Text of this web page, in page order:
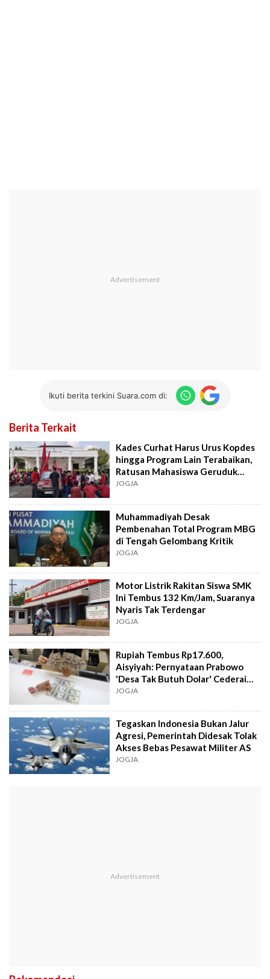
Ikuti berita terkini Suara.com di:
Berita Terkait
Kades Curhat Harus Urus Kopdes
hingga Program Lain Terabaikan,
Ratusan Mahasiswa Geruduk
DPRD DIY
JOGJA
Muhammadiyah Desak
Pembenahan Total Program MBG
di Tengah Gelombang Kritik
JOGJA
Motor Listrik Rakitan Siswa SMK
Ini Tembus 132 Km/Jam, Suaranya
Nyaris Tak Terdengar
JOGJA
Rupiah Tembus Rp17.600,
Aisyiyah: Pernyataan Prabowo
'Desa Tak Butuh Dolar' Cederai
Rakyat
JOGJA
Tegaskan Indonesia Bukan Jalur
Agresi, Pemerintah Didesak Tolak
Akses Bebas Pesawat Militer AS
JOGJA